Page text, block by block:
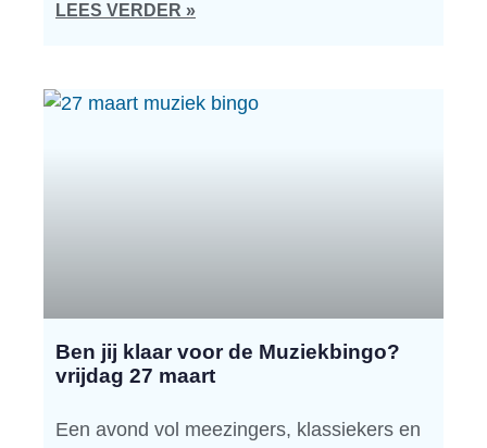
LEES VERDER »
Ben jij klaar voor de Muziekbingo?
vrijdag 27 maart
Een avond vol meezingers, klassiekers en